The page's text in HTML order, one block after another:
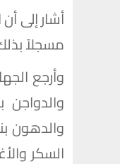
مسجلاً بذلك